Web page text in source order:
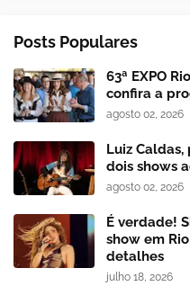
Posts Populares
63ª EXPO
confira a
agosto 02, 2026
Luiz
dois shows
agosto 02, 2026
É verdade!
show em
detalhes
julho 18, 2026